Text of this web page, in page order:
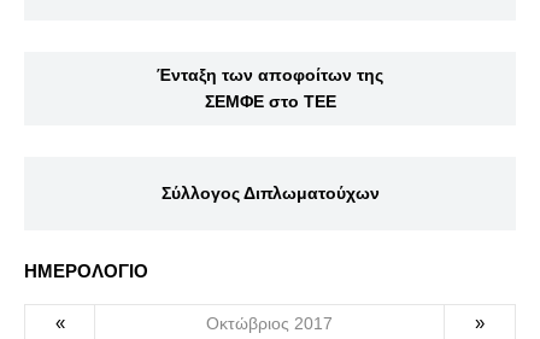
Ένταξη των αποφοίτων της
ΣΕΜΦΕ στο ΤΕΕ
Σύλλογος Διπλωματούχων
ΗΜΕΡΟΛΟΓΙΟ
« Οκτώβριος 2017 »